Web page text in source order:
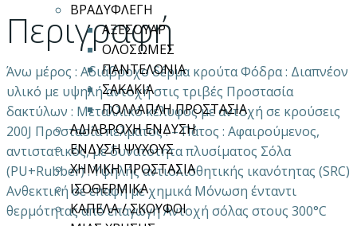
ΒΡΑΔΥΦΛΕΓΗ
ΑΞΕΣΟΥΑΡ
ΟΛΟΣΩΜΕΣ
ΠΑΝΤΕΛΟΝΙΑ
ΣΑΚΑΚΙΑ
ΠΟΛΛΑΠΛΗ ΠΡΟΣΤΑΣΙΑ
ΑΔΙΑΒΡΟΧΗ ΕΝΔΥΣΗ
ΕΝΔΥΣΗ ΨΥΧΟΥΣ
ΧΗΜΙΚΗ ΠΡΟΣΤΑΣΙΑ
ΙΣΟΘΕΡΜΙΚΑ
ΚΑΠΕΛΑ / ΣΚΟΥΦΟΙ
Περιγραφή
Άνω μέρος : Aδιάβροχο δέρμα κρούτα Φόδρα : Διαπνέον
υλικό με υψηλή αντοχή στις τριβές Προστασία
δακτύλων : Μεταλλικό κέλυφος με αντοχή σε κρούσεις
200J Προστασία πέλματος : – Πάτος : Αφαιρούμενος,
αντιστατικός, με δυνατότητα πλυσίματος Σόλα
(PU+Rubber) : Yψηλής αντιολισθητικής ικανότητας (SRC)
Ανθεκτική σε επαφή με χημικά Μόνωση ένταντι
θερμότητας από επαγωγή Αντοχή σόλας στους 300°C